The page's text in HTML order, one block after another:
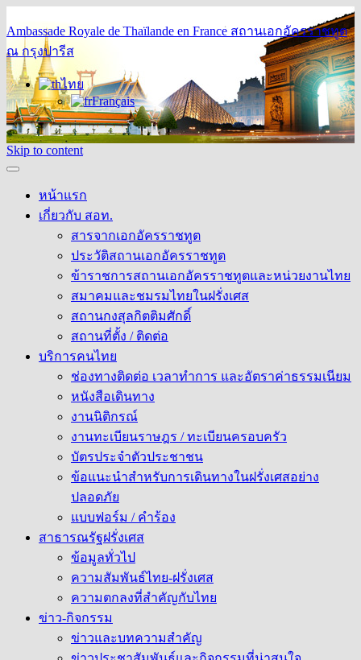
Ambassade Royale de Thaïlande en France สถานเอกอัครราชทูต
ณ กรุงปารีส
ไทย
Français
Skip to content
หน้าแรก
เกี่ยวกับ สอท.
สารจากเอกอัครราชทูต
ประวัติสถานเอกอัครราชทูต
ข้าราชการสถานเอกอัครราชทูตและหน่วยงานไทย
สมาคมและชมรมไทยในฝรั่งเศส
สถานกงสุลกิตติมศักดิ์
สถานที่ตั้ง / ติดต่อ
บริการคนไทย
ช่องทางติดต่อ เวลาทำการ และอัตราค่าธรรมเนียม
หนังสือเดินทาง
งานนิติกรณ์
งานทะเบียนราษฎร / ทะเบียนครอบครัว
บัตรประจำตัวประชาชน
ข้อแนะนำสำหรับการเดินทางในฝรั่งเศสอย่าง
ปลอดภัย
แบบฟอร์ม / คำร้อง
สาธารณรัฐฝรั่งเศส
ข้อมูลทั่วไป
ความสัมพันธ์ไทย-ฝรั่งเศส
ความตกลงที่สำคัญกับไทย
ข่าว-กิจกรรม
ข่าวและบทความสำคัญ